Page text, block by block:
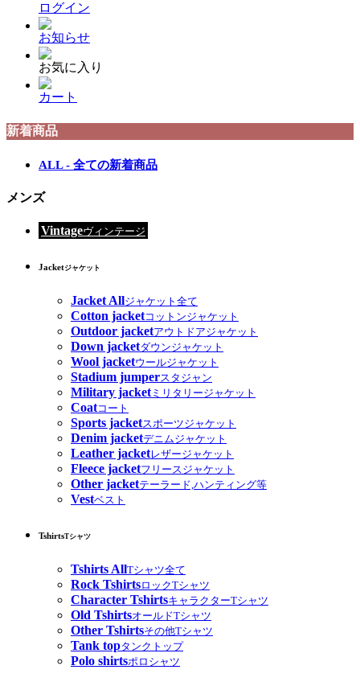
ログイン
お知らせ
お気に入り
カート
新着商品
ALL - 全ての新着商品
メンズ
Vintageヴィンテージ
Jacketジャケット
Jacket Allジャケット全て
Cotton jacketコットンジャケット
Outdoor jacketアウトドアジャケット
Down jacketダウンジャケット
Wool jacketウールジャケット
Stadium jumperスタジャン
Military jacketミリタリージャケット
Coatコート
Sports jacketスポーツジャケット
Denim jacketデニムジャケット
Leather jacketレザージャケット
Fleece jacketフリースジャケット
Other jacketテーラード,ハンティング等
Vestベスト
TshirtsTシャツ
Tshirts AllTシャツ全て
Rock TshirtsロックTシャツ
Character TshirtsキャラクターTシャツ
Old TshirtsオールドTシャツ
Other Tshirtsその他Tシャツ
Tank topタンクトップ
Polo shirtsポロシャツ